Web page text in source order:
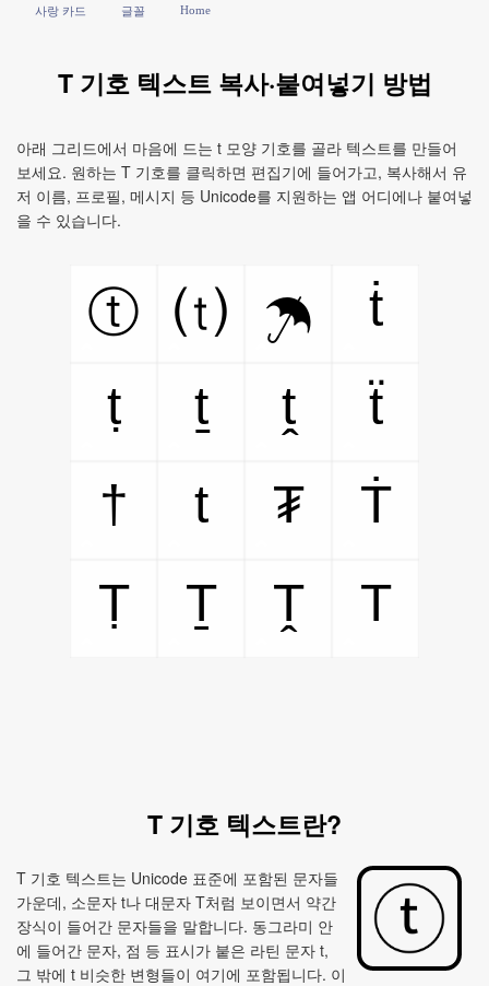
사랑 카드 글꼴 Home
T 기호 텍스트 복사·붙여넣기 방법
아래 그리드에서 마음에 드는 t 모양 기호를 골라 텍스트를 만들어
보세요. 원하는 T 기호를 클릭하면 편집기에 들어가고, 복사해서 유
저 이름, 프로필, 메시지 등 Unicode를 지원하는 앱 어디에나 붙여넣
을 수 있습니다.
ⓣ ⒯ ☂
ṫ
ṭ
ṯ ṱ
ẗ
†
t ₮
Ṫ
Ṭ
Ṯ Ṱ T
T 기호 텍스트란?
T 기호 텍스트는 Unicode 표준에 포함된 문자들
가운데, 소문자 t나 대문자 T처럼 보이면서 약간
장식이 들어간 문자들을 말합니다. 동그라미 안
에 들어간 문자, 점 등 표시가 붙은 라틴 문자 t,
그 밖에 t 비슷한 변형들이 여기에 포함됩니다. 이